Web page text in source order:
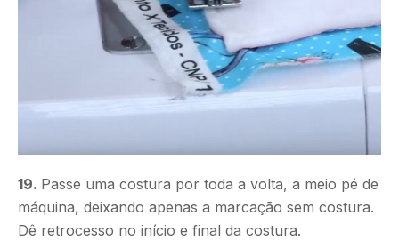
19. Passe uma costura por toda a volta, a meio pé de
máquina, deixando apenas a marcação sem costura.
Dê retrocesso no início e final da costura.